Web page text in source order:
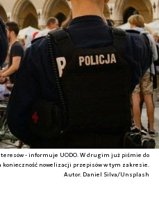
- informuje UODO. W drugim już piśmie do
nowelizacji przepisów w tym zakresie.
Autor. Daniel Silva/Unsplash